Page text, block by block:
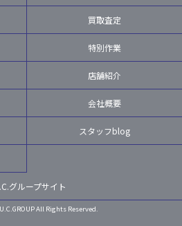
買取査定
特別作業
店舗紹介
会社概要
スタッフblog
グループサイト
All Rights Reserved.